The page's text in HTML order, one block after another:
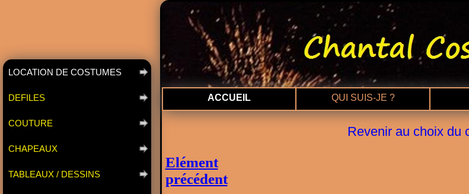
LOCATION DE COSTUMES
DEFILES
COUTURE
CHAPEAUX
TABLEAUX / DESSINS
ACCUEIL QUI SUIS-JE ?
Revenir au choix du
Elément
précédent